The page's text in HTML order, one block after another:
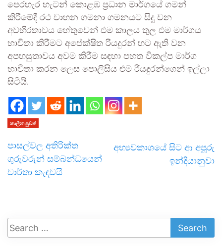
පෙරහැර හැටන් කොළඹ ප්‍රධාන මාර්ගයේ ගමන්
කිරීමේදී රථ වාහන ගමනා ගමනයට සිදු වන
අවහිරතාවය හේතුවෙන් එම කාලය තුල එම මාර්ගය
භාවිතා කිරීමට අපේක්ෂිත රියදුරන් හට ඇති වන
අපහසුතාවය අවම කිරීම සඳහා පහත විකල්ප මාර්ග
භාවිතා කරන ලෙස පොලිසිය එම රියදුරන්ගෙන් ඉල්ලා
සිටියි.
කාලීන පුවත්
පාසල්වල අතිරික්ත
ගුරුවරුන් සම්බන්ධයෙන්
වාර්තා කැඳවයි
අභ්‍යවකාශයේ සිට ආ අපූරු
ඉන්දියානුවා